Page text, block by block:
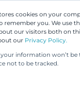
cookies on your
remember you. We use
our visitors both on
our Privacy Policy.
information won’t
not to be tracked.